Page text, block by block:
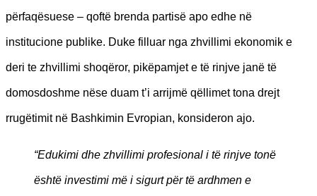
përfaqësuese – qoftë brenda partisë apo edhe në
institucione publike. Duke filluar nga zhvillimi ekonomik e
deri te zhvillimi shoqëror, pikëpamjet e të rinjve janë të
domosdoshme nëse duam t’i arrijmë qëllimet tona drejt
rrugëtimit në Bashkimin Evropian, konsideron ajo.
“Edukimi dhe zhvillimi profesional i të rinjve tonë
është investimi më i sigurt për të ardhmen e